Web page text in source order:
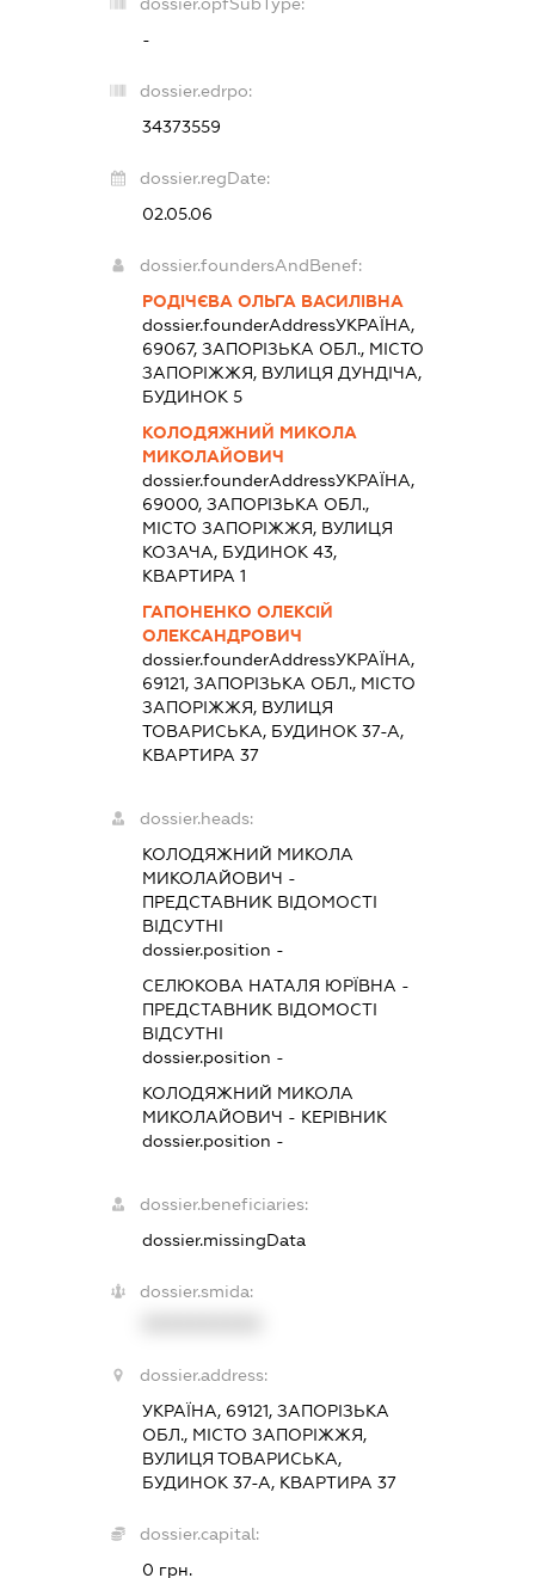
-
dossier.edrpo:
34373559
dossier.regDate:
02.05.06
dossier.foundersAndBenef:
РОДІЧЄВА ОЛЬГА ВАСИЛІВНА
dossier.founderAddressУКРАЇНА,
69067, ЗАПОРІЗЬКА ОБЛ., МІСТО
ЗАПОРІЖЖЯ, ВУЛИЦЯ ДУНДІЧА,
БУДИНОК 5
КОЛОДЯЖНИЙ МИКОЛА
МИКОЛАЙОВИЧ
dossier.founderAddressУКРАЇНА,
69000, ЗАПОРІЗЬКА ОБЛ.,
МІСТО ЗАПОРІЖЖЯ, ВУЛИЦЯ
КОЗАЧА, БУДИНОК 43,
КВАРТИРА 1
ГАПОНЕНКО ОЛЕКСІЙ
ОЛЕКСАНДРОВИЧ
dossier.founderAddressУКРАЇНА,
69121, ЗАПОРІЗЬКА ОБЛ., МІСТО
ЗАПОРІЖЖЯ, ВУЛИЦЯ
ТОВАРИСЬКА, БУДИНОК 37-А,
КВАРТИРА 37
dossier.heads:
КОЛОДЯЖНИЙ МИКОЛА
МИКОЛАЙОВИЧ -
ПРЕДСТАВНИК ВІДОМОСТІ
ВІДСУТНІ
dossier.position -
СЕЛЮКОВА НАТАЛЯ ЮРЇВНА -
ПРЕДСТАВНИК ВІДОМОСТІ
ВІДСУТНІ
dossier.position -
КОЛОДЯЖНИЙ МИКОЛА
МИКОЛАЙОВИЧ - КЕРІВНИК
dossier.position -
dossier.beneficiaries:
dossier.missingData
dossier.smida:
dossier.address:
УКРАЇНА, 69121, ЗАПОРІЗЬКА
ОБЛ., МІСТО ЗАПОРІЖЖЯ,
ВУЛИЦЯ ТОВАРИСЬКА,
БУДИНОК 37-А, КВАРТИРА 37
dossier.capital:
0 грн.